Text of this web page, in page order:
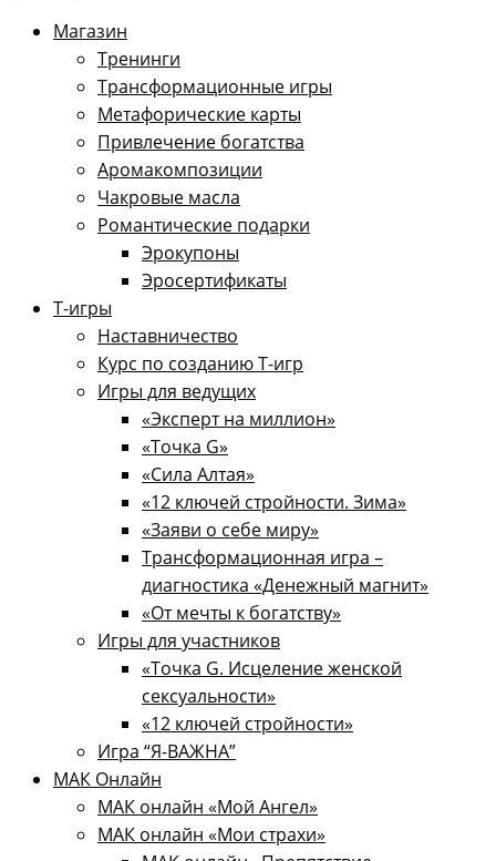
Магазин
Тренинги
Трансформационные игры
Метафорические карты
Привлечение богатства
Аромакомпозиции
Чакровые масла
Романтические подарки
Эрокупоны
Эросертификаты
Т-игры
Наставничество
Курс по созданию Т-игр
Игры для ведущих
«Эксперт на миллион»
«Точка G»
«Сила Алтая»
«12 ключей стройности. Зима»
«Заяви о себе миру»
Трансформационная игра –
диагностика «Денежный магнит»
«От мечты к богатству»
Игры для участников
«Точка G. Исцеление женской
сексуальности»
«12 ключей стройности»​
Игра “Я-ВАЖНА”
МАК Онлайн
МАК онлайн «Мой Ангел»
МАК онлайн «Мои страхи»